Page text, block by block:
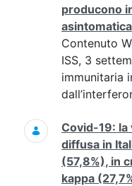
producono
asintomatica
Contenuto
ISS, 3
immunitaria
Covid-19: la
diffusa in
(57,8%), in
kappa